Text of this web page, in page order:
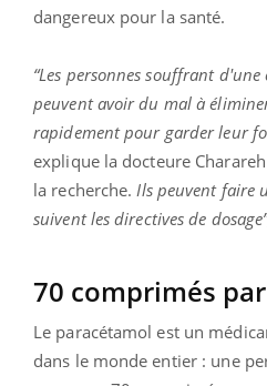
dangereux pour la santé.
“Les personnes souffrant
peuvent avoir du mal à
rapidement pour garder leur
explique la docteure
la recherche. Ils peuvent faire
suivent les directives de
70 comprimés
Le paracétamol est un
dans le monde entier : une